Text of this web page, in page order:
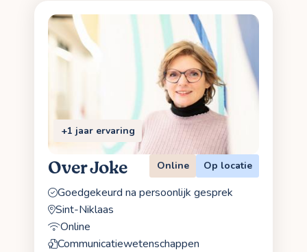
+1 jaar ervaring
Over Joke Online Op locatie
Goedgekeurd na persoonlijk gesprek
Sint-Niklaas
Online
Communicatiewetenschappen